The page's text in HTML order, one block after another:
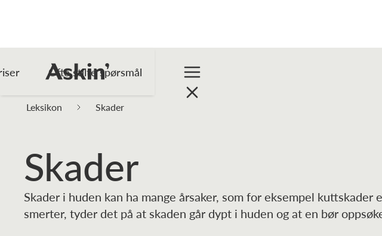
Ofte stilte spørsmål
Leksikon Skader
Skader
Skader i huden kan ha mange årsaker, som for eksempel kuttskader
smerter, tyder det på at skaden går dypt i huden og at en bør